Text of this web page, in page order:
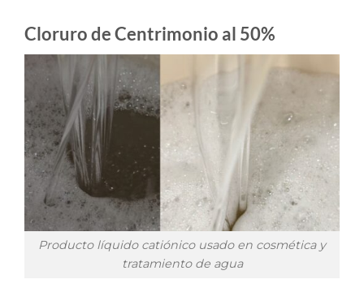
Cloruro de Centrimonio al 50%
Producto líquido catiónico usado en cosmética y
tratamiento de agua